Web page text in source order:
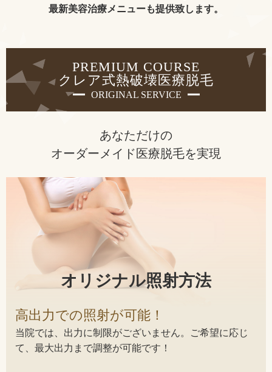
最新美容治療メニューも提供致します。
PREMIUM COURSE
クレア式熱破壊医療脱毛
ORIGINAL SERVICE
あなただけの
オーダーメイド医療脱毛を実現
オリジナル照射方法
高出力での照射が可能！
当院では、出力に制限がございません。ご希望に応じ
て、最大出力まで調整が可能です！